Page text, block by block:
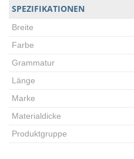
SPEZIFIKATIONEN
Breite
Farbe
Grammatur
Länge
Marke
Materialdicke
Produktgruppe